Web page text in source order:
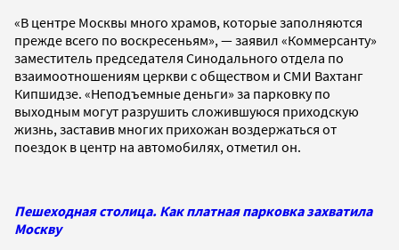
«В центре Москвы много храмов, которые заполняются
прежде всего по воскресеньям», — заявил «Коммерсанту»
заместитель председателя Синодального отдела по
взаимоотношениям церкви с обществом и СМИ Вахтанг
Кипшидзе. «Неподъемные деньги» за парковку по
выходным могут разрушить сложившуюся приходскую
жизнь, заставив многих прихожан воздержаться от
поездок в центр на автомобилях, отметил он.
Пешеходная столица. Как платная парковка захватила
Москву